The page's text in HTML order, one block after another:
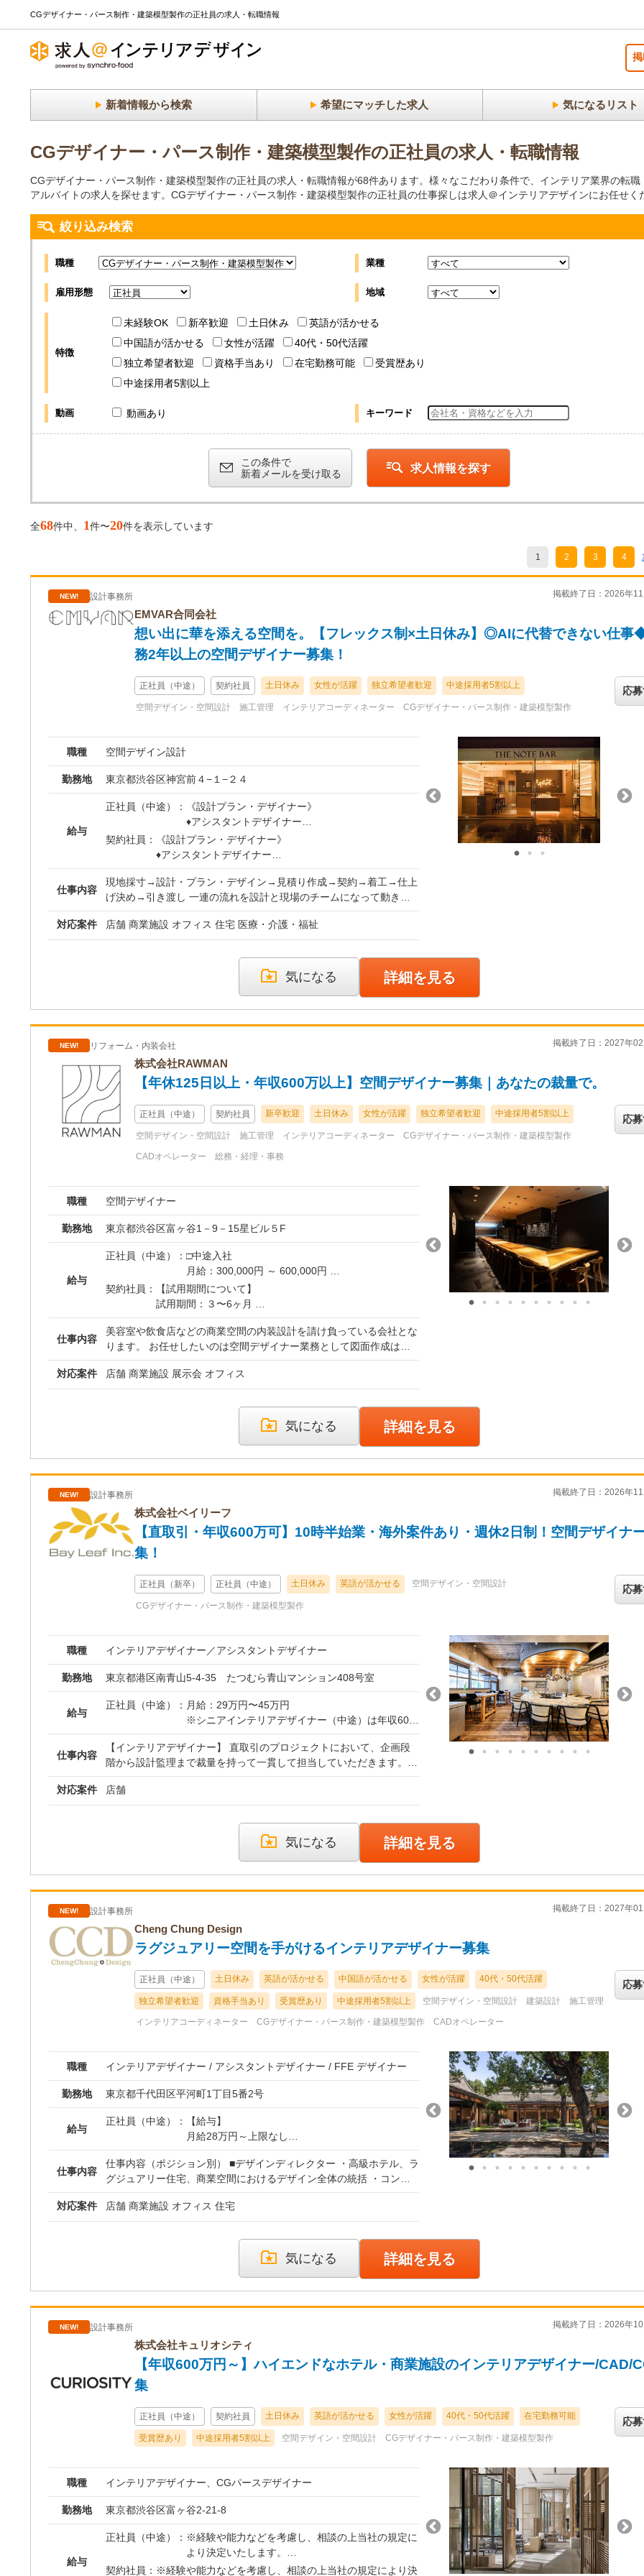
CGデザイナー・パース制作・建築模型製作の正社員の求人・転職情報
新着情報から検索 希望にマッチした求人 気になるリスト
CGデザイナー・パース制作・建築模型製作の正社員の求人・転職情報
CGデザイナー・パース制作・建築模型製作の正社員の求人・転職情報が68件あります。様々なこだわり条件で、インテリア業界の転職
アルバイトの求人を探せます。CGデザイナー・パース制作・建築模型製作の正社員の仕事探しは求人＠インテリアデザインにお任せく
絞り込み検索
職種 業種
雇用形態 地域
特徴
未経験OK 新卒歓迎 土日休み
英語が活かせる
中国語が活かせる
女性が活躍
40代・50代活躍
独立希望者歓迎
資格手当あり 在宅勤務可能
受賞歴あり
中途採用者5割以上
動画 動画あり キーワード
この条件で
新着メールを受け取る
求人情報を探す
全68件中、 1件〜20件を表示しています
1 2 3 4
NEW! 設計事務所 掲載終了日：2026年
EMVAR合同会社
想い出に華を添える空間を。【フレックス制×土日休み】◎AIに代替できない仕事
務2年以上の空間デザイナー募集！
正社員（中途） 契約社員 土日休み 女性が活躍 独立希望者歓迎 中途採用者5割以上
空間デザイン・空間設計 施工管理 インテリアコーディネーター CGデザイナー・パース制作・建築模型製作
応
職種 空間デザイン設計
勤務地 東京都渋谷区神宮前４−１−２４
給与
正社員（中途）：
《設計プラン・デザイナー》
♦︎アシスタントデザイナー
住宅やインテリア関連会社での業務経験があり、空
間についての知識はあるが、業界未経験者の方は先
ずはアシスタントデザイナーとして勤務してもらい
ます。
半年〜2年ほどでデザイナーに昇格。
【給与】
想定年収240万円～300万円
月給20万円～25万円
※経験・スキルを考慮の上、決定します。
♦︎空間デザイナー・ディレクター
業、予算管理、現場管理、スタッフ管理業務を指し
ます。
【給与】
想定年収300万円～440万円
月給25万円～37万円
※経験・スキルを考慮の上、決定します。
※業界未経験者はアシスタントデザイナーとなりま
♦︎現場監督・現場デザイナー
デザイナーと共に案件一通りの接客、設計及び制作
の進捗確認、現場監督業務に従事します。現場監督
業務だけでなく希望や適正によりデザイナー業務も
兼任してもらうことがあります。
これまで監督業務だけだった方も設計やデザインに
関わっていただくチャンスがあります。
【給与】
想定年収300万円～440万円
月給25万円～37万円
※業界未経験者は月給20万円～25万円開始後スキ
残業代は、別途支給いたします。
・賞与：年2回（6月、12月）
【試用期間】あり
ります。
契約社員：
《設計プラン・デザイナー》
♦︎アシスタントデザイナー
住宅やインテリア関連会社での業務経験があり、空間につ
いての知識はあるが、業界未経験者の方は先ずはアシスタ
ントデザイナーとして勤務してもらいます。
半年〜2年ほどでデザイナーに昇格。
【給与】
月給20万円～25万円
※経験・スキルを考慮の上、決定します。
ディレクターは空間デザイナーの業務に追加して営業、予
算管理、現場管理、スタッフ管理業務を指します。
【給与】
月給25万円～37万円
※経験・スキルを考慮の上、決定します。
※業界未経験者はアシスタントデザイナーとなります。
♦︎現場監督・現場デザイナー
デザイナーと共に案件一通りの接客、設計及び制作の進捗
確認、現場監督業務に従事します。現場監督業務だけでな
く希望や適正によりデザイナー業務も兼任してもらうこと
これまで監督業務だけだった方も設計やデザインに関わっ
ていただくチャンスがあります。
【給与】
想定年収300万円～440万円
※経験・スキルを考慮の上、決定します。
※業界未経験者は月給20万円～25万円開始後スキルを考
慮し上下します。
・インセンティブ：あり
【昇給・賞与】
・昇給：適時
試用期間：6ヵ月間（本採用時と条件変更あり）
※試用期間中は、福利厚生が制限される可能性がありま
す。
仕事内容
現地採寸→設計・プラン・デザイン→見積り作成→契約→着工→仕上
げ決め→引き渡し 一連の流れを設計と現場のチームになって動きま
す。 《設計プラン・デザイナー》 ・現地採寸・レイアウトプラン・
デザイン・パース・施工図など。 ・ヘアサロン・飲食店・物販・住
宅・オフィスなど多岐に渡るので、クライアントに合わせて柔軟な発
者連絡及び管理 ・積算や工程管理、適正により設計、デザイン業務
兼任 ※設計や現場の枠に縛られず、デザインしながら現場も行うな
対応案件 店舗 商業施設 オフィス 住宅 医療・介護・福祉
気になる 詳細を見る
NEW! リフォーム・内装会社 掲載終了日：2027年
株式会社RAWMAN
【年休125日以上・年収600万以上】空間デザイナー募集｜あなたの裁量で。
正社員（中途） 契約社員 新卒歓迎 土日休み 女性が活躍 独立希望者歓迎 中途採用者5割以上
空間デザイン・空間設計 施工管理 インテリアコーディネーター CGデザイナー・パース制作・建築模型製作
CADオペレーター 総務・経理・事務
応
職種 空間デザイナー
勤務地 東京都渋谷区富ヶ谷1－9－15星ビル５F
給与
正社員（中途）： □中途入社
月給：300,000円 ～ 600,000円
※経験・能力・前職の給与を最大限考慮の上、決定
いたします。
※上記額には固定残業代（45時間分／83,052円～1
66,103円）を含みます。超過分は全額支給します。
【年収例：入社後のステップアップイメージ】
年収500万円 ／ 30歳（入社3年目・経験者中途採
用）
月給35万円 ＋ 賞与（年2回）
年収800万円 ／ 35歳（PM・マネージャークラス）
契約社員：
【試用期間について】
試用期間：３〜6ヶ月
※期間中は契約社員雇用となります。
※期間満了後、正社員として登用します。
※期間中の給与・待遇に変更はありません。
□中途入社
※経験・能力・前職の給与を最大限考慮の上、決定いたし
仕事内容
美容室や飲食店などの商業空間の内装設計を請け負っている会社とな
ります。 お任せしたいのは空間デザイナー業務として図面作成はも
ちろん、現地調査や現場管理などチームで一貫して行っていただきま
す。 お客様や業者、職人さんと打ち合わせしながら、お客様の想い
が詰まった店舗をつくり上げてください。 実際に現場に行き、お客
様との打ち合わせや現場の指揮などをとっていただくこともございま
作成 ｜ ・CG作成/協力会社へ見積り依頼 ｜ ・CG及び御見積書の提
対応案件 店舗 商業施設 展示会 オフィス
気になる 詳細を見る
NEW! 設計事務所 掲載終了日：2026年
株式会社ベイリーフ
【直取引・年収600万可】10時半始業・海外案件あり・週休2日制！空間デザイナ
集！
正社員（新卒） 正社員（中途） 土日休み 英語が活かせる 空間デザイン・空間設計
CGデザイナー・パース制作・建築模型製作
応
職種 インテリアデザイナー／アシスタントデザイナー
勤務地 東京都港区南青山5-4-35 たつむら青山マンション408号室
給与
正社員（中途）： 月給：29万円〜45万円
※シニアインテリアデザイナー（中途）は年収600
万円以上（月給目安：50万円以上）
※いずれも経験・実績を考慮の上、適正に決定いた
します。
仕事内容
【インテリアデザイナー】 直取引のプロジェクトにおいて、企画段
階から設計監理まで裁量を持って一貫して担当していただきます。
［要件定義・企画立案］ オーナーと直接折衝し、事業の目的やコン
セプトを抽出・言語化します。 ［基本・実施設計］ VectorWorks、R
enderWorksを用いて、コンセプトを精緻な図面やCGパースに落とし
込みます。 ［プレゼンテーション］ 意匠の合理性や費用対効果をク
ライアントへ論理的に提案します。 ［現場監理］ 施工会社との緻密
な連携を図り、着工から竣工までの品質・工程を統括します。 【ア
成］ Illustrator、Photoshopを用いたプレゼンテーション資料のブラ
ッシュアップ。 ［プロジェクト同行］ クライアントとの打ち合わせ
への同席、議事録の作成。 ［マテリアル管理］ 空間を構成する素材
サンプルの手配、および模型製作。 ▶︎ キャリアとやりがい ★代理店
を挟まないダイレクトな折衝により、上流工程からプロジェクトをコ
ントロールできます。 ★明確な評価基準に基づき、成果は給与へダ
イレクトに還元されます（年収700万円以上の到達も可能）。 ★アシ
スタント層には、独り立ちを見据えた実践的なOJTと明確なキャリア
対応案件 店舗
気になる 詳細を見る
NEW! 設計事務所 掲載終了日：2027年
Cheng Chung Design
ラグジュアリー空間を手がけるインテリアデザイナー募集
正社員（中途） 土日休み 英語が活かせる 中国語が活かせる 女性が活躍 40代・50代活躍
独立希望者歓迎 資格手当あり 受賞歴あり 中途採用者5割以上 空間デザイン・空間設計 建築設計 施工管理
インテリアコーディネーター CGデザイナー・パース制作・建築模型製作 CADオペレーター
応
職種 インテリアデザイナー / アシスタントデザイナー / FFE デザイナー
勤務地 東京都千代田区平河町1丁目5番2号
給与
正社員（中途）：
【給与】
月給28万円～上限なし
※経験・スキルを考慮の上、決定します。
【試用期間】
あり（本採用時と条件変更なし）
仕事内容
仕事内容（ポジション別） ■デザインディレクター ・高級ホテル、ラ
グジュアリー住宅、商業空間におけるデザイン全体の統括 ・コンセ
プト立案およびデザイン方針の策定 ・クライアントへの提案・プレ
ゼンテーションの主導 ・プロジェクト全体の品質・スケジュール・
コスト管理 ・日本および海外拠点との連携によるプロジェクト推進
・チームマネジメント（指導・評価・育成） ■シニアデザイナー ・高
級ホテル、ラグジュアリー住宅、商業空間の設計業務全般を担当 ・
コンセプトに基づく空間デザインの具体化（基本〜実施設計） ・ク
ジュアリー住宅、商業空間における設計補助業務 ・図面作成（AutoC
AD等）および修正対応 ・パース・プレゼン資料の作成サポート ・マ
テリアル選定・サンプル管理補助 ・社内外メンバーとの基本的な調
整業務
対応案件 店舗 商業施設 オフィス 住宅
気になる 詳細を見る
NEW! 設計事務所 掲載終了日：2026年
株式会社キュリオシティ
【年収600万円～】ハイエンドなホテル・商業施設のインテリアデザイナー/CAD/
集
正社員（中途） 契約社員 土日休み 英語が活かせる 女性が活躍 40代・50代活躍 在宅勤務可能
受賞歴あり 中途採用者5割以上 空間デザイン・空間設計 CGデザイナー・パース制作・建築模型製作
応
職種 インテリアデザイナー、CGパースデザイナー
勤務地 東京都渋谷区富ヶ谷2-21-8
給与
正社員（中途）： ※経験や能力などを考慮し、相談の上当社の規定に
より決定いたします。
1. 年収約600-900万円(月給12ヶ月+固定ボーナス
契約社員： ※経験や能力などを考慮し、相談の上当社の規定により決